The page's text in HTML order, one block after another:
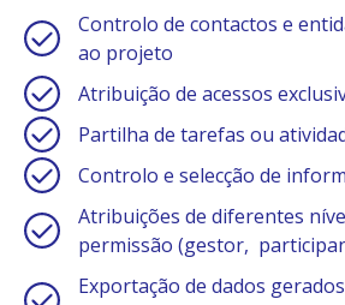
Controlo de contactos e
ao projeto
Atribuição de acessos
Partilha de tarefas ou
Controlo e selecção de
Atribuições de diferentes
permissão (gestor,
Exportação de dados